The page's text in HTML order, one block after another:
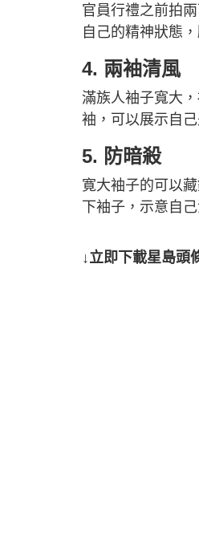
官員行禮之前拍
自己的精神狀態
4. 兩袖清風
滿族人袖子寬大
袖，可以展示自己
5. 防暗殺
寛大袖子的可以
下袖子，示意自
↓立即下載星島頭